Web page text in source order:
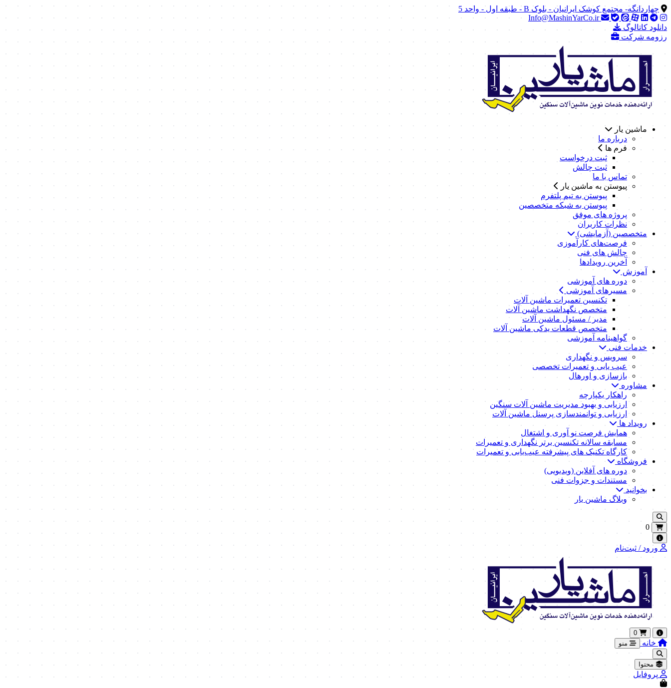
چهاردانگه- مجتمع کوشک ایرانیان - بلوک B - طبقه اول - واحد 5
Info@MashinYarCo.ir
دانلود کاتالوگ
رزومه شرکت
ماشین یار
درباره ما
فرم ها
ثبت درخواست
ثبت چالش
تماس با ما
پیوستن به ماشین یار
پیوستن به تیم پلتفرم
پیوستن به شبکه متخصصین
پروژه های موفق
نظرات کاربران
متخصصین (آزمایشی)
فرصت‌های کارآموزی
چالش های فنی
آخرین رویدادها
آموزش
دوره های آموزشی
مسیرهای آموزشی
تکنسین تعمیرات ماشین آلات
متخصص نگهداشت ماشین آلات
مدیر / مسئول ماشین آلات
متخصص قطعات یدکی ماشین آلات
گواهینامه آموزشی
خدمات فنی
سرویس و نگهداری
عیب یابی و تعمیرات تخصصی
بازسازی و اورهال
مشاوره
راهکار یکپارچه
ارزیابی و بهبود مدیریت ماشین آلات سنگین
ارزیابی و توانمندسازی پرسنل ماشین آلات
رویداد ها
همایش فرصت نو آوری و اشتغال
مسابقه سالانه تکنسین برتر نگهداری و تعمیرات
کارگاه تکنیک‌ های پیشرفته عیب‌یابی و تعمیرات
فروشگاه
دوره های آفلاین (ویدیویی)
مستندات و جزوات فنی
بخوانید
وبلاگ ماشین یار
0
ورود / ثبت‌نام
0
خانه منو
محتوا
پروفایل